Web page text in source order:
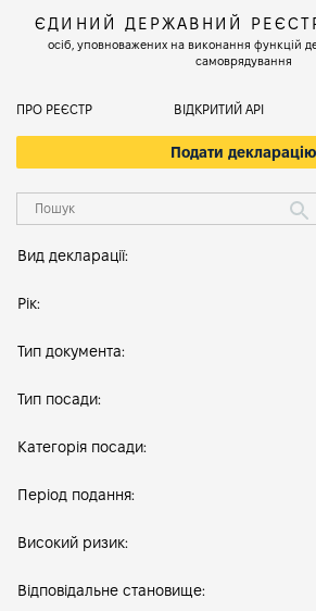
ЄДИНИЙ ДЕРЖАВНИЙ
осіб, уповноважених на виконання функцій
самоврядування
ПРО РЕЄСТР ВІДКРИТИЙ АРІ
Подати декларацію
Вид декларації:
Рік:
Тип документа:
Тип посади:
Категорія посади:
Період подання:
Високий ризик:
Відповідальне становище: